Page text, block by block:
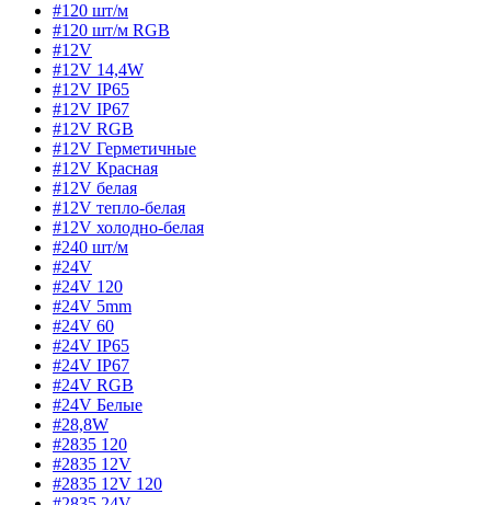
#120 шт/м
#120 шт/м RGB
#12V
#12V 14,4W
#12V IP65
#12V IP67
#12V RGB
#12V Герметичные
#12V Красная
#12V белая
#12V тепло-белая
#12V холодно-белая
#240 шт/м
#24V
#24V 120
#24V 5mm
#24V 60
#24V IP65
#24V IP67
#24V RGB
#24V Белые
#28,8W
#2835 120
#2835 12V
#2835 12V 120